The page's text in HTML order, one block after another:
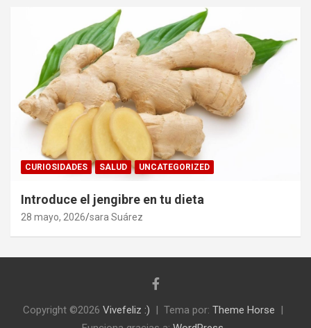
CURIOSIDADES SALUD UNCATEGORIZED
Introduce el jengibre en tu dieta
28 mayo, 2026 sara Suárez
Copyright ©2026 Vivefeliz :) Tema por: Theme Horse